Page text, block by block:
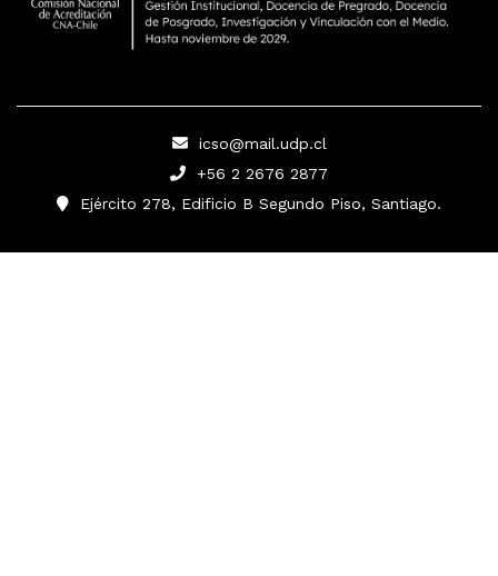
icso@mail.udp.cl
+56 2 2676 2877
Ejército 278, Edificio B Segundo Piso, Santiago.